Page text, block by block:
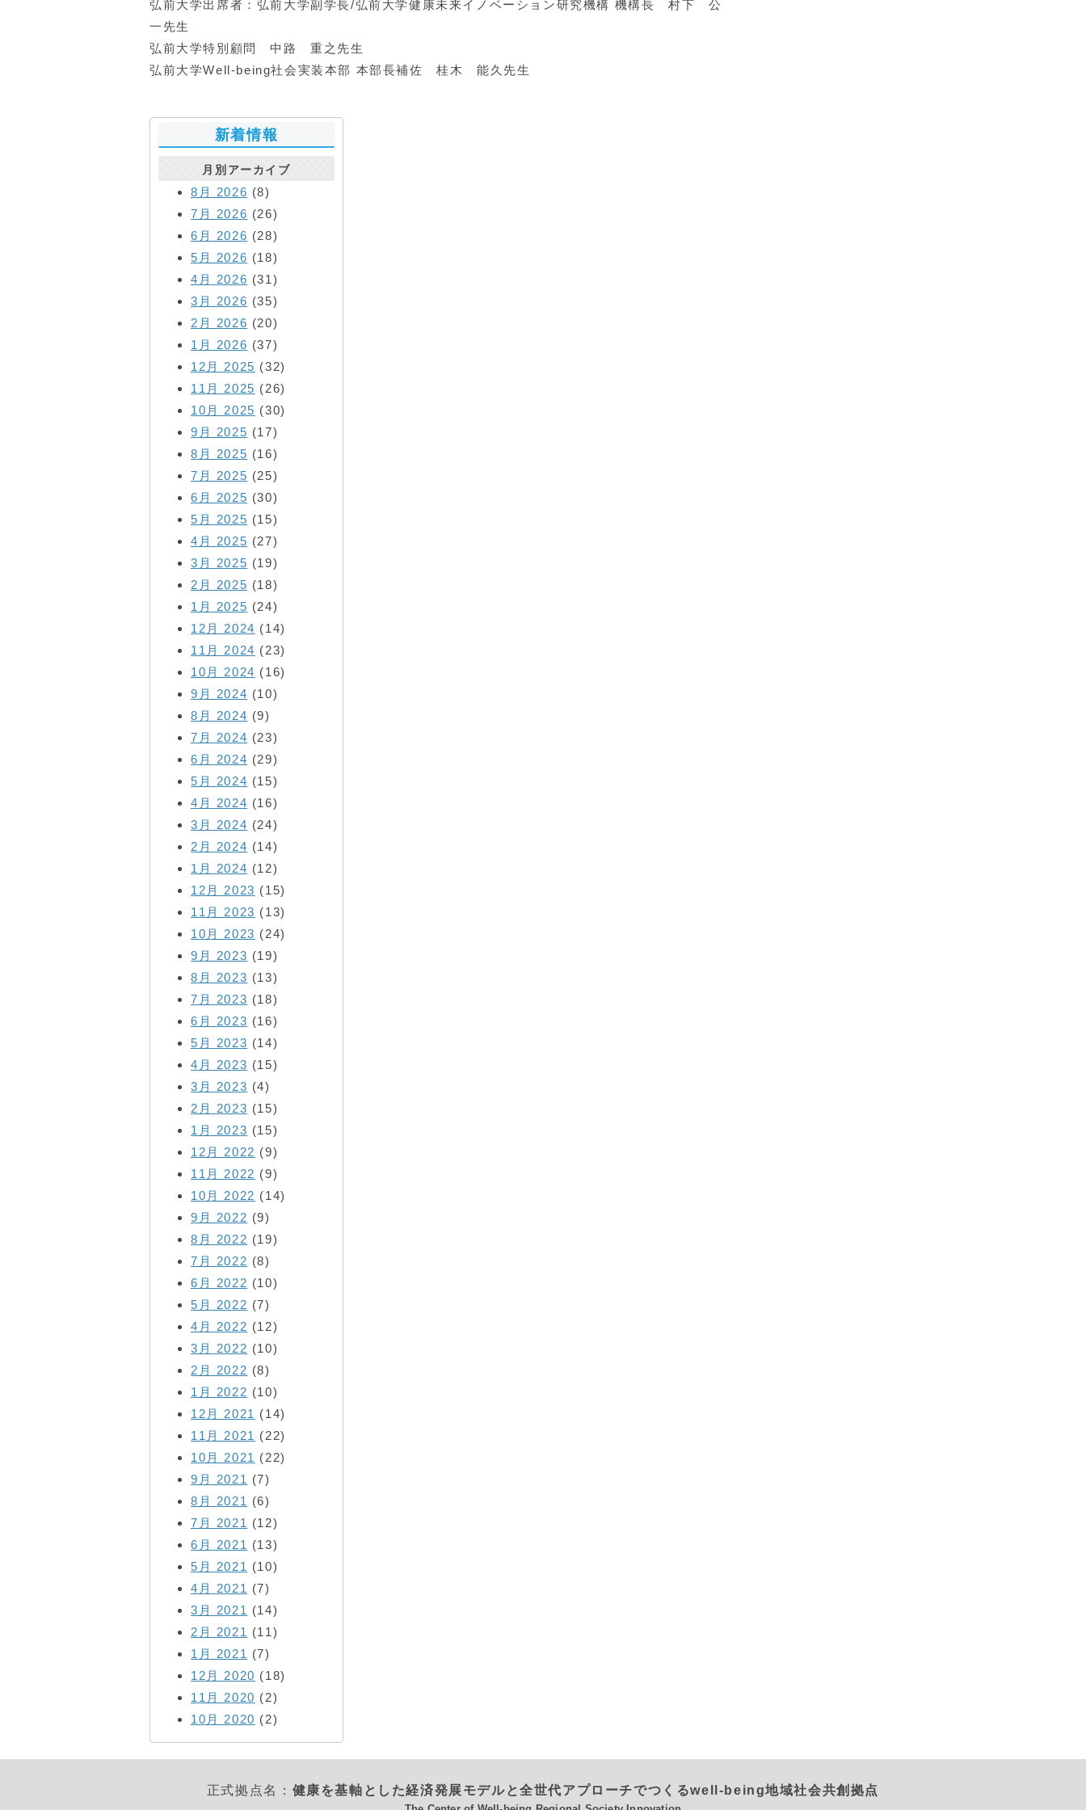
弘前大学出席者：弘前大学副学長/弘前大学健康未来イノベーション研究機構 機構長 村下 公
一先生
弘前大学特別顧問 中路 重之先生
弘前大学Well-being社会実装本部 本部長補佐 桂木 能久先生
新着情報
月別アーカイブ
8月 2026 (8)
7月 2026 (26)
6月 2026 (28)
5月 2026 (18)
4月 2026 (31)
3月 2026 (35)
2月 2026 (20)
1月 2026 (37)
12月 2025 (32)
11月 2025 (26)
10月 2025 (30)
9月 2025 (17)
8月 2025 (16)
7月 2025 (25)
6月 2025 (30)
5月 2025 (15)
4月 2025 (27)
3月 2025 (19)
2月 2025 (18)
1月 2025 (24)
12月 2024 (14)
11月 2024 (23)
10月 2024 (16)
9月 2024 (10)
8月 2024 (9)
7月 2024 (23)
6月 2024 (29)
5月 2024 (15)
4月 2024 (16)
3月 2024 (24)
2月 2024 (14)
1月 2024 (12)
12月 2023 (15)
11月 2023 (13)
10月 2023 (24)
9月 2023 (19)
8月 2023 (13)
7月 2023 (18)
6月 2023 (16)
5月 2023 (14)
4月 2023 (15)
3月 2023 (4)
2月 2023 (15)
1月 2023 (15)
12月 2022 (9)
11月 2022 (9)
10月 2022 (14)
9月 2022 (9)
8月 2022 (19)
7月 2022 (8)
6月 2022 (10)
5月 2022 (7)
4月 2022 (12)
3月 2022 (10)
2月 2022 (8)
1月 2022 (10)
12月 2021 (14)
11月 2021 (22)
10月 2021 (22)
9月 2021 (7)
8月 2021 (6)
7月 2021 (12)
6月 2021 (13)
5月 2021 (10)
4月 2021 (7)
3月 2021 (14)
2月 2021 (11)
1月 2021 (7)
12月 2020 (18)
11月 2020 (2)
10月 2020 (2)
正式拠点名： 健康を基軸とした経済発展モデルと全世代アプローチでつくるwell-being地域社会共創拠点